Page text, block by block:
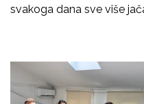
svakoga dana sve više